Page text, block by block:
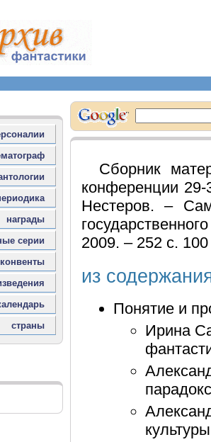
Сборник
конференции
Нестеров. –
2009. – 252 с.
из
Понятие и
Ирина